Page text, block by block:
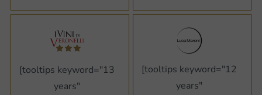
[tooltips keyword="13
years"
[tooltips keyword="12
years"